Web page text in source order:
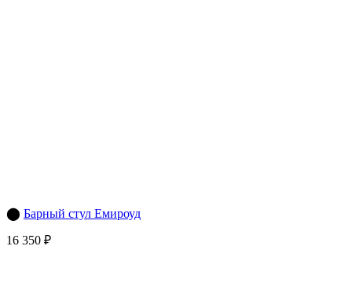
⬤ Барный стул Емироуд
16 350 ₽